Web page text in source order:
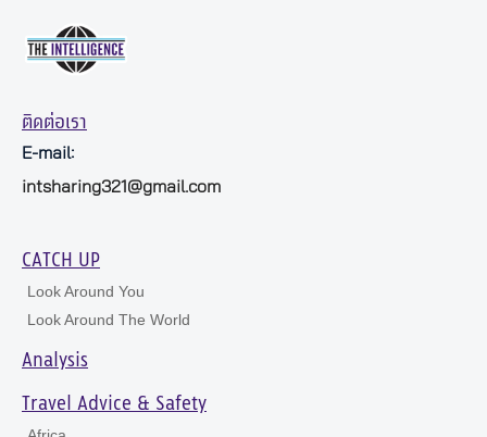
ติดต่อเรา
E-mail:
intsharing321@gmail.com
CATCH UP
Look Around You
Look Around The World
Analysis
Travel Advice & Safety